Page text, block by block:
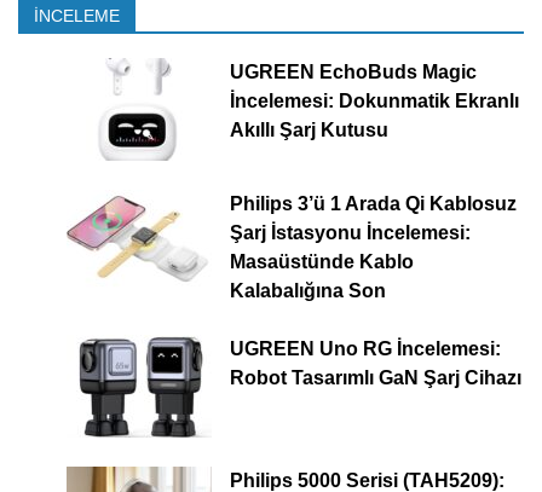
İNCELEME
UGREEN EchoBuds Magic
İncelemesi: Dokunmatik Ekranlı
Akıllı Şarj Kutusu
Philips 3’ü 1 Arada Qi Kablosuz
Şarj İstasyonu İncelemesi:
Masaüstünde Kablo
Kalabalığına Son
UGREEN Uno RG İncelemesi:
Robot Tasarımlı GaN Şarj Cihazı
Philips 5000 Serisi (TAH5209):